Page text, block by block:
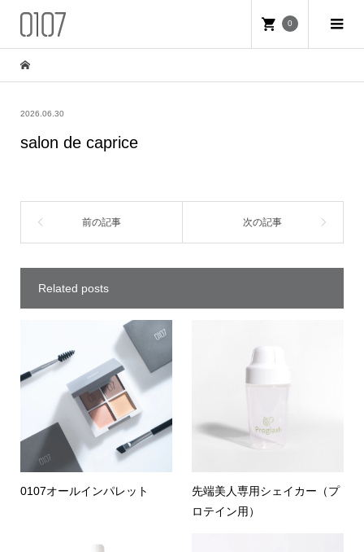
0
2026.06.30
salon de caprice
Related posts
0107オールインパレット
先端美人専用シェイカー（プ
ロテイン用）